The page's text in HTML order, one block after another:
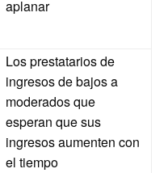
aplanar
Los prestatarios de
ingresos de bajos a
moderados que
esperan que sus
ingresos aumenten con
el tiempo